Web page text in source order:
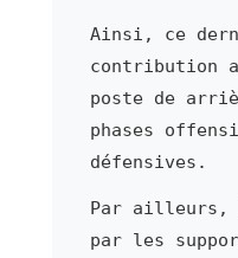
Ainsi, ce
contribution
poste de
phases
défensives.
Par ailleurs,
par les